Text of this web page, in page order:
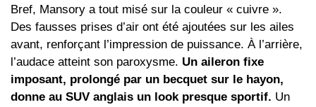
Bref, Mansory a tout misé sur la couleur « cuivre ».
Des fausses prises d’air ont été ajoutées sur les ailes
avant, renforçant l’impression de puissance. À l’arrière,
l’audace atteint son paroxysme. Un aileron fixe
imposant, prolongé par un becquet sur le hayon,
donne au SUV anglais un look presque sportif. Un